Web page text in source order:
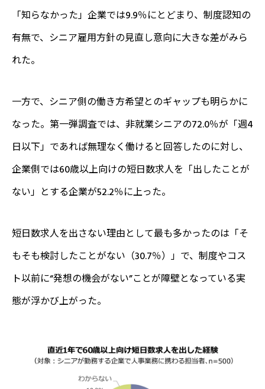
「知らなかった」企業では9.9％にとどまり、制度認知の
有無で、シニア雇用方針の見直し意向に大きな差がみら
れた。
一方で、シニア側の働き方希望とのギャップも明らかに
なった。第一弾調査では、非就業シニアの72.0％が「週4
日以下」であれば無理なく働けると回答したのに対し、
企業側では60歳以上向けの短日数求人を「出したことが
ない」とする企業が52.2％に上った。
短日数求人を出さない理由として最も多かったのは「そ
もそも検討したことがない（30.7％）」で、制度やコス
ト以前に“発想の機会がない”ことが障壁となっている実
態が浮かび上がった。